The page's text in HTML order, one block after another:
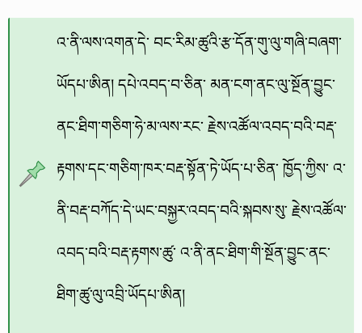
འ་ནི་ལས་འགན་དེ་ བང་རིམ་ཚུའི་རྩ་དོན་གུ་ལུ་གཞི་བཞག་
ཡོདཔ་ཨིན། དཔེ་འབད་བ་ཅིན་ མན་ངག་ནང་ལུ་སྔོན་བྱུང་
ནང་ཐིག་གཅིག་ཧེ་མ་ལས་རང་ རྗེས་འཚོལ་འབད་བའི་བརྡ་
རྟགས་དང་གཅིག་ཁར་བརྡ་སྟོན་ཏེ་ཡོད་པ་ཅིན་ ཁྱོད་ཀྱིས་ འ་
ནི་བརྡ་བཀོད་དེ་ཡང་བསྐྱར་འབད་བའི་སྐབས་སུ་ རྗེས་འཚོལ་
འབད་བའི་བརྡ་རྟགས་ཚུ་ འ་ནི་ནང་ཐིག་གི་སྔོན་བྱུང་ནང་
ཐིག་ཚུ་ལུ་འབྲི་ཡོདཔ་ཨིན།